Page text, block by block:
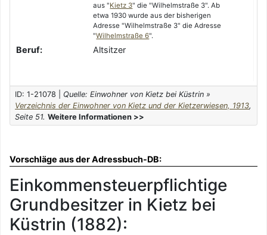
aus "Kietz 3" die "Wilhelmstraße 3". Ab
etwa 1930 wurde aus der bisherigen
Adresse "Wilhelmstraße 3" die Adresse
"Wilhelmstraße 6".
Beruf: Altsitzer
ID: 1-21078 | Quelle: Einwohner von Kietz bei Küstrin »
Verzeichnis der Einwohner von Kietz und der Kietzerwiesen, 1913,
Seite 51. Weitere Informationen >>
Vorschläge aus der Adressbuch-DB:
Einkommensteuerpflichtige
Grundbesitzer in Kietz bei
Küstrin (1882):